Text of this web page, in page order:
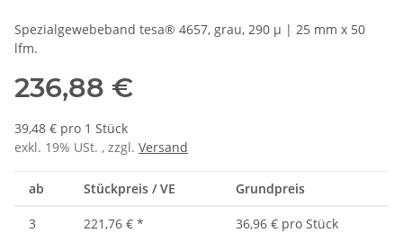
Spezialgewebeband tesa® 4657, grau, 290 µ | 25 mm x 50
lfm.
236,88 €
39,48 € pro 1 Stück
exkl. 19% USt. , zzgl. Versand
ab Stückpreis / VE Grundpreis
3 221,76 € *
36,96 € pro Stück